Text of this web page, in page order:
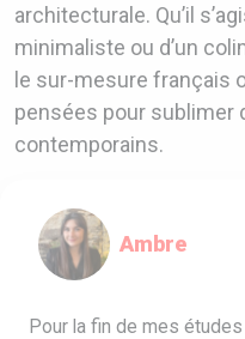
architecturale. Qu’il
minimaliste ou d’un
le sur-mesure français
pensées pour sublimer
contemporains.
Ambre
Pour la fin de mes